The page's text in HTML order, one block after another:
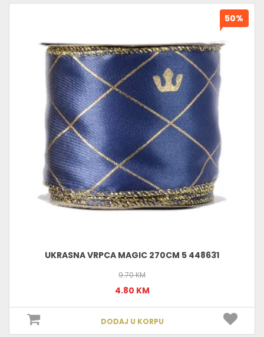
UKRASNA VRPCA MAGIC 270CM 5 448631
9.70 KM
4.80 KM
DODAJ U KORPU
50%